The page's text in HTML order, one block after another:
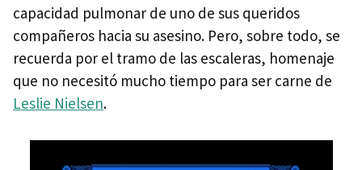
capacidad pulmonar de uno de sus queridos
compañeros hacia su asesino. Pero, sobre todo, se
recuerda por el tramo de las escaleras, homenaje
que no necesitó mucho tiempo para ser carne de
Leslie Nielsen.